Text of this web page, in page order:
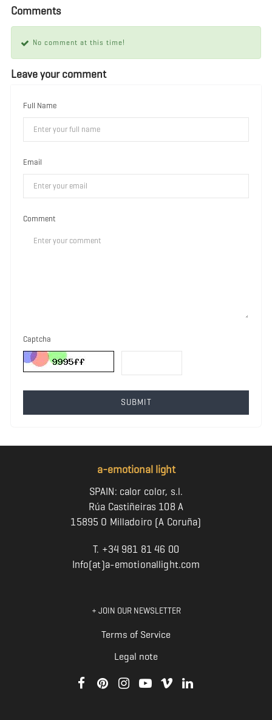
Comments
No comment at this time!
Leave your comment
Full Name
Email
Comment
Captcha
SUBMIT
a-emotional light
SPAIN: calor color, s.l.
Rúa Castiñeiras 108 A
15895 O Milladoiro (A Coruña)
T. +34 981 81 46 00
Info(at)a-emotionallight.com
+ JOIN OUR NEWSLETTER
Terms of Service
Legal note